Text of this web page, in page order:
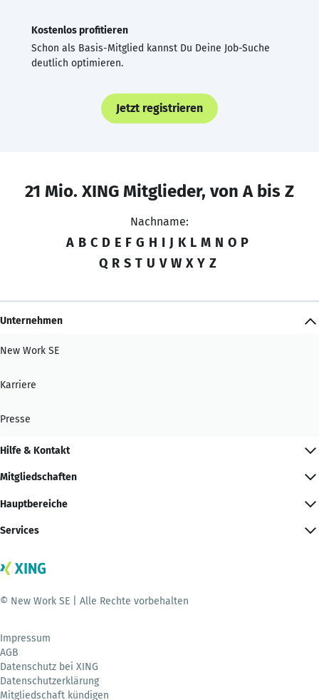
Kostenlos profitieren
Schon als Basis-Mitglied kannst Du Deine Job-Suche
deutlich optimieren.
Jetzt registrieren
21 Mio. XING Mitglieder, von A bis Z
Nachname:
A B C D E F G H I J K L M N O P
Q R S T U V W X Y Z
Unternehmen
New Work SE
Karriere
Presse
Hilfe & Kontakt
Mitgliedschaften
Hauptbereiche
Services
© New Work SE | Alle Rechte vorbehalten
Impressum
AGB
Datenschutz bei XING
Datenschutzerklärung
Mitgliedschaft kündigen